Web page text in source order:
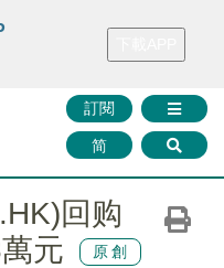
財華證券 媒體矩陣
訂閱
简
回购
元
原創